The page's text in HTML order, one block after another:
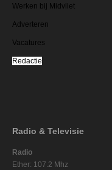
Werken bij Midvliet
Adverteren
Vacatures
Redactie
Radio & Televisie
Radio
Ether: 107.2 Mhz